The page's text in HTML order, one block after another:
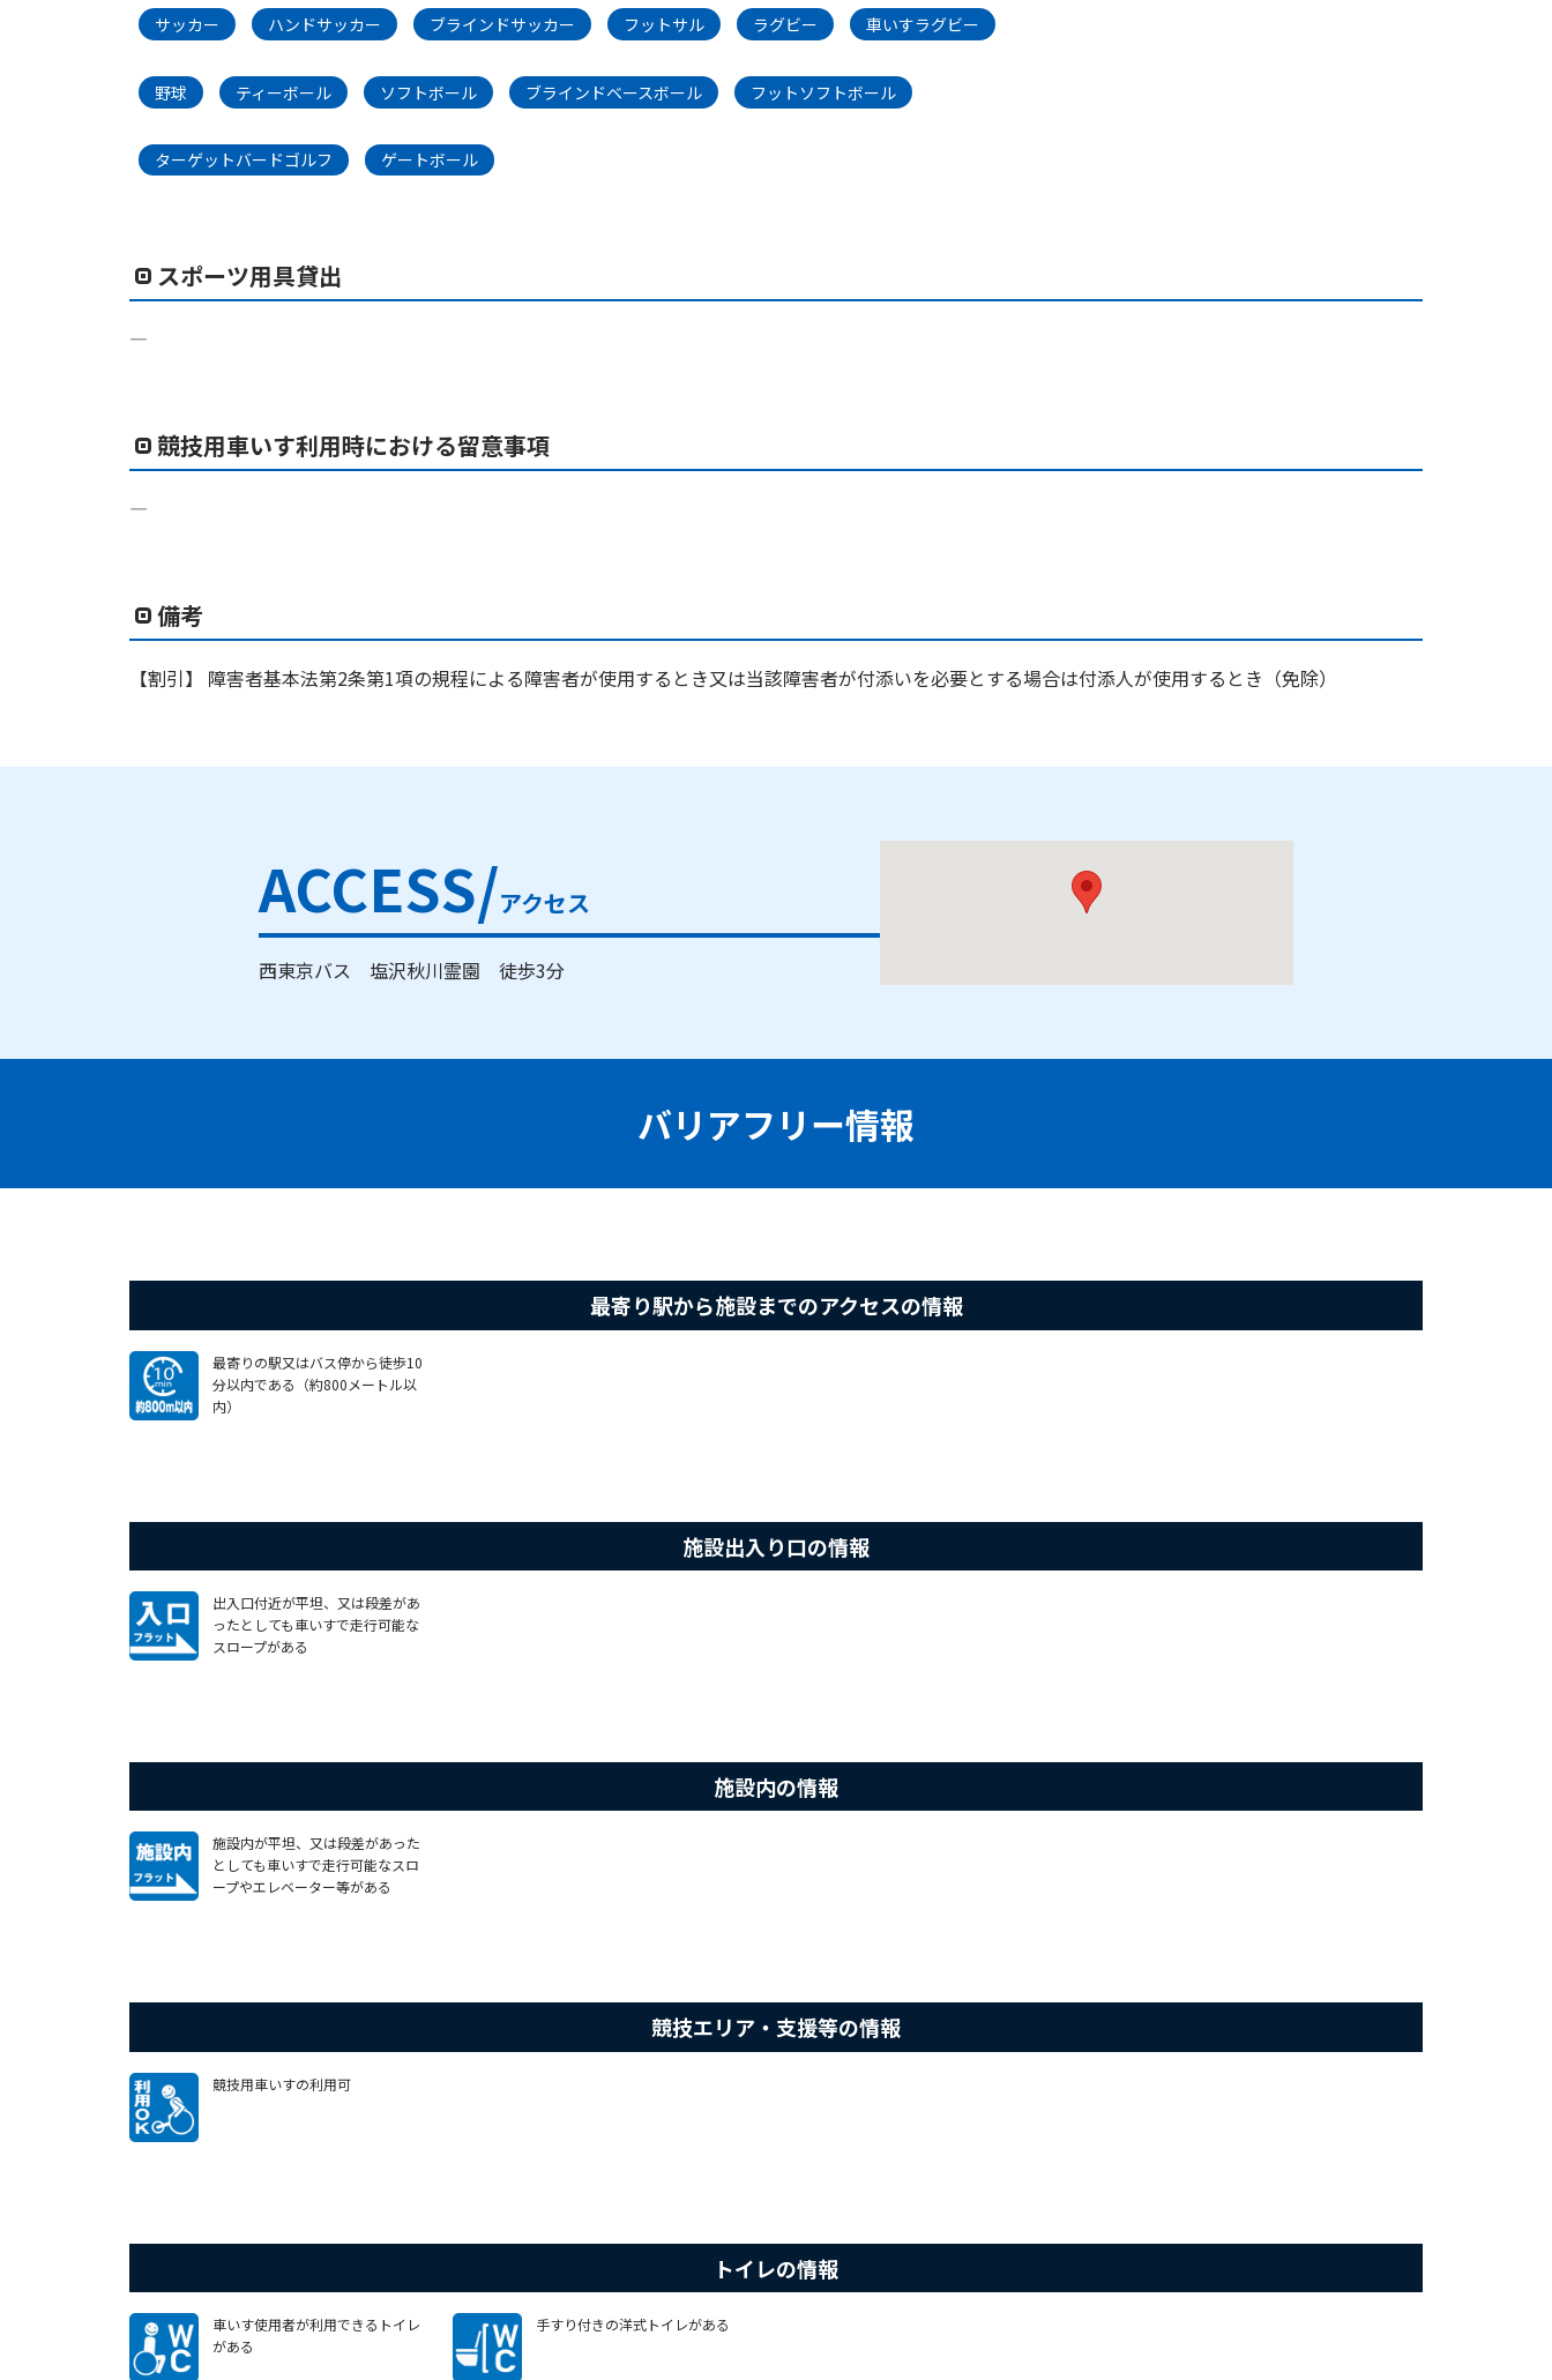
サッカー ハンドサッカー ブラインドサッカー フットサル ラグビー 車いすラグビー
野球 ティーボール ソフトボール ブラインドベースボール フットソフトボール
ターゲットバードゴルフ ゲートボール
スポーツ用具貸出
―
競技用車いす利用時における留意事項
―
備考
【割引】 障害者基本法第2条第1項の規程による障害者が使用するとき又は当該障害者が付添いを必要とする場合は付添人が使用するとき（免除）
ACCESS/アクセス
西東京バス 塩沢秋川霊園 徒歩3分
バリアフリー情報
最寄り駅から施設までのアクセスの情報
最寄りの駅又はバス停から徒歩10
分以内である（約800メートル以
内）
施設出入り口の情報
出入口付近が平坦、又は段差があ
ったとしても車いすで走行可能な
スロープがある
施設内の情報
施設内が平坦、又は段差があった
としても車いすで走行可能なスロ
ープやエレベーター等がある
競技エリア・支援等の情報
競技用車いすの利用可
トイレの情報
車いす使用者が利用できるトイレ
がある
手すり付きの洋式トイレがある